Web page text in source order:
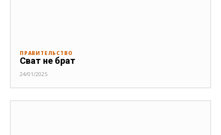
ПРАВИТЕЛЬСТВО
Сват не брат
24/01/2025